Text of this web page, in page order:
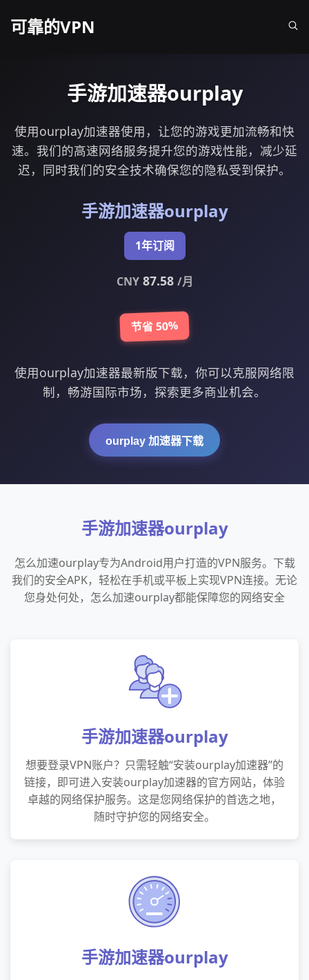
可靠的VPN
手游加速器ourplay
使用ourplay加速器使用，让您的游戏更加流畅和快
速。我们的高速网络服务提升您的游戏性能，减少延
迟，同时我们的安全技术确保您的隐私受到保护。
手游加速器ourplay
1年订阅
CNY87.58 /月
节省 50%
使用ourplay加速器最新版下载，你可以克服网络限
制，畅游国际市场，探索更多商业机会。
ourplay 加速器下载
手游加速器ourplay
怎么加速ourplay专为Android用户打造的VPN服务。下载
我们的安全APK，轻松在手机或平板上实现VPN连接。无论
您身处何处，怎么加速ourplay都能保障您的网络安全
手游加速器ourplay
想要登录VPN账户？只需轻触“安装ourplay加速器”的
链接，即可进入安装ourplay加速器的官方网站，体验
卓越的网络保护服务。这是您网络保护的首选之地，
随时守护您的网络安全。
手游加速器ourplay